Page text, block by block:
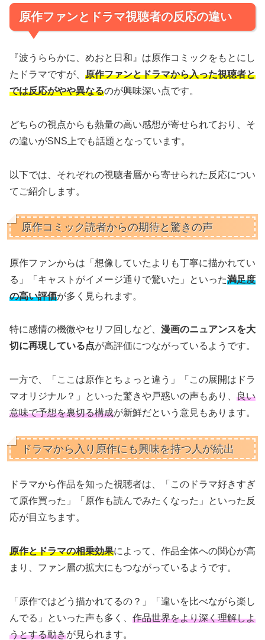
原作ファンとドラマ視聴者の反応の違い
『波うららかに、めおと日和』は原作コミックをもとにし
たドラマですが、 原作ファンとドラマから入った視聴者と
では反応がやや異なるのが興味深い点です。
どちらの視点からも熱量の高い感想が寄せられており、そ
の違いがSNS上でも話題となっています。
以下では、それぞれの視聴者層から寄せられた反応につい
てご紹介します。
原作コミック読者からの期待と驚きの声
原作ファンからは「想像していたよりも丁寧に描かれてい
る」「キャストがイメージ通りで驚いた」といった満足度
の高い評価が多く見られます。
特に感情の機微やセリフ回しなど、 漫画のニュアンスを大
切に再現している点が高評価につながっているようです。
一方で、「ここは原作とちょっと違う」「この展開はドラ
マオリジナル？」といった驚きや戸惑いの声もあり、 良い
意味で予想を裏切る構成が新鮮だという意見もあります。
ドラマから入り原作にも興味を持つ人が続出
ドラマから作品を知った視聴者は、「このドラマ好きすぎ
て原作買った」「原作も読んでみたくなった」といった反
応が目立ちます。
原作とドラマの相乗効果によって、作品全体への関心が高
まり、ファン層の拡大にもつながっているようです。
「原作ではどう描かれてるの？」「違いを比べながら楽し
んでる」といった声も多く、 作品世界をより深く理解しよ
うとする動きが見られます。